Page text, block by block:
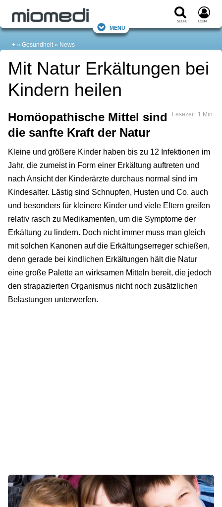
Suche Login
Menü
+ Gesundheit News
Mit Natur Erkältungen bei
Kindern heilen
Lesezeit: 1 Min.
Homöopathische Mittel sind
die sanfte Kraft der Natur
Kleine und größere Kinder haben bis zu 12 Infektionen im
Jahr, die zumeist in Form einer Erkältung auftreten und
nach Ansicht der Kinderärzte durchaus normal sind im
Kindesalter. Lästig sind Schnupfen, Husten und Co. auch
und besonders für kleinere Kinder und viele Eltern greifen
relativ rasch zu Medikamenten, um die Symptome der
Erkältung zu lindern. Doch nicht immer muss man gleich
mit solchen Kanonen auf die Erkältungserreger schießen,
denn gerade bei kindlichen Erkältungen hält die Natur
eine große Palette an wirksamen Mitteln bereit, die jedoch
den strapazierten Organismus nicht noch zusätzlichen
Belastungen unterwerfen.